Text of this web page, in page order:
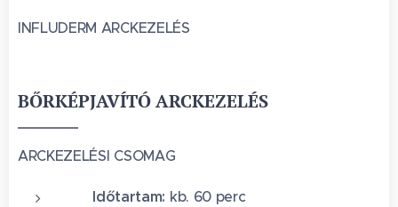
INFLUDERM ARCKEZELÉS
BŐRKÉPJAVÍTÓ ARCKEZELÉS
ARCKEZELÉSI CSOMAG
🕐 Időtartam: kb. 60 perc